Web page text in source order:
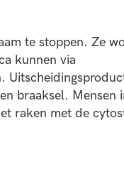
te stoppen. Ze
kunnen via
braaksel. Mensen
raken met de